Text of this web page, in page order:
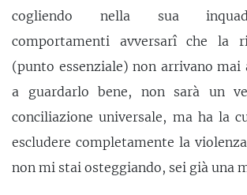
cogliendo nella sua
comportamenti avversarî che la
(punto essenziale) non arrivano mai
a guardarlo bene, non sarà un
conciliazione universale, ma ha la
escludere completamente la
non mi stai osteggiando, sei già una